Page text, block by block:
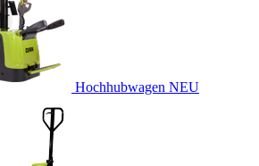
Hochhubwagen NEU